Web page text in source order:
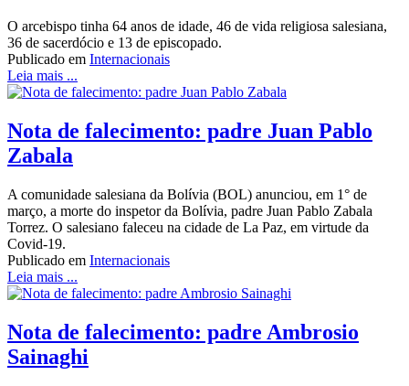
O arcebispo tinha 64 anos de idade, 46 de vida religiosa salesiana,
36 de sacerdócio e 13 de episcopado.
Publicado em Internacionais
Leia mais ...
Nota de falecimento: padre Juan Pablo
Zabala
A comunidade salesiana da Bolívia (BOL) anunciou, em 1° de
março, a morte do inspetor da Bolívia, padre Juan Pablo Zabala
Torrez. O salesiano faleceu na cidade de La Paz, em virtude da
Covid-19.
Publicado em Internacionais
Leia mais ...
Nota de falecimento: padre Ambrosio
Sainaghi